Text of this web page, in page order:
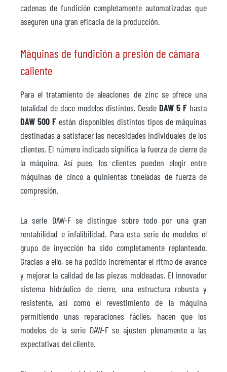
cadenas de fundición completamente automatizadas que
aseguren una gran eficacia de la producción.
Máquinas de fundición a presión de cámara
caliente
Para el tratamiento de aleaciones de zinc se ofrece una
totalidad de doce modelos distintos. Desde DAW 5 F hasta
DAW 500 F están disponibles distintos tipos de máquinas
destinadas a satisfacer las necesidades individuales de los
clientes. El número indicado significa la fuerza de cierre de
la máquina. Así pues, los clientes pueden elegir entre
máquinas de cinco a quinientas toneladas de fuerza de
compresión.
La serie DAW-F se distingue sobre todo por una gran
rentabilidad e infalibilidad. Para esta serie de modelos el
grupo de inyección ha sido completamente replanteado.
Gracias a ello, se ha podido incrementar el ritmo de avance
y mejorar la calidad de las piezas moldeadas. El innovador
sistema hidráulico de cierre, una estructura robusta y
resistente, así como el revestimiento de la máquina
permitiendo unas reparaciones fáciles, hacen que los
modelos de la serie DAW-F se ajusten plenamente a las
expectativas del cliente.